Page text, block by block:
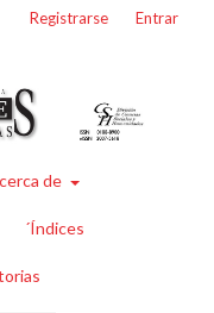
de
´Índices
Registrarse Entrar